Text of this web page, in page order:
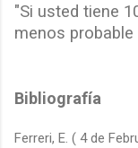
"Si usted tiene
menos
Bibliografía
Ferreri, E. ( 4 de